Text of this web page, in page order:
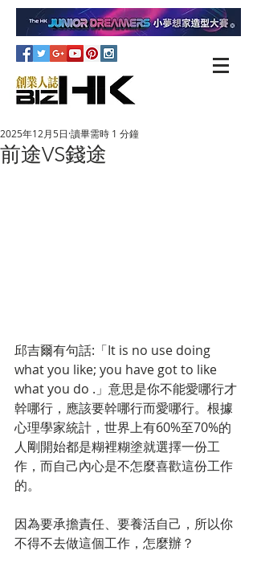
前途VS錢途
2025年12月5日 讀畢需時 1 分鐘
邱吉爾有句話:「It is no use doing
what you like; you have got to like
what you do .」意思是你不能愛哪行才
幹哪行，應該要幹哪行而愛哪行。根據
心理學家統計，世界上有60%至70%的
人剛開始都是糊裡糊塗就選擇一份工
作，而自己內心是不怎麼喜歡這份工作
的。
因為要承擔責任、要養活自己，所以你
不得不去做這個工作，怎麼辦？